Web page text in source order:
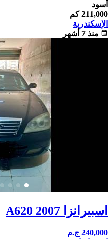
أسود
211,000 كم
الإسكندرية
calendar_month منذ 7 أشهر
اسبيرانزا A620 2007
240,000 ج.م